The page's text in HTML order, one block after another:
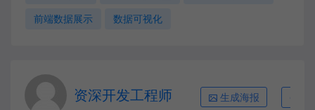
前端数据展示 数据可视化
资深开发工程师 生成海报